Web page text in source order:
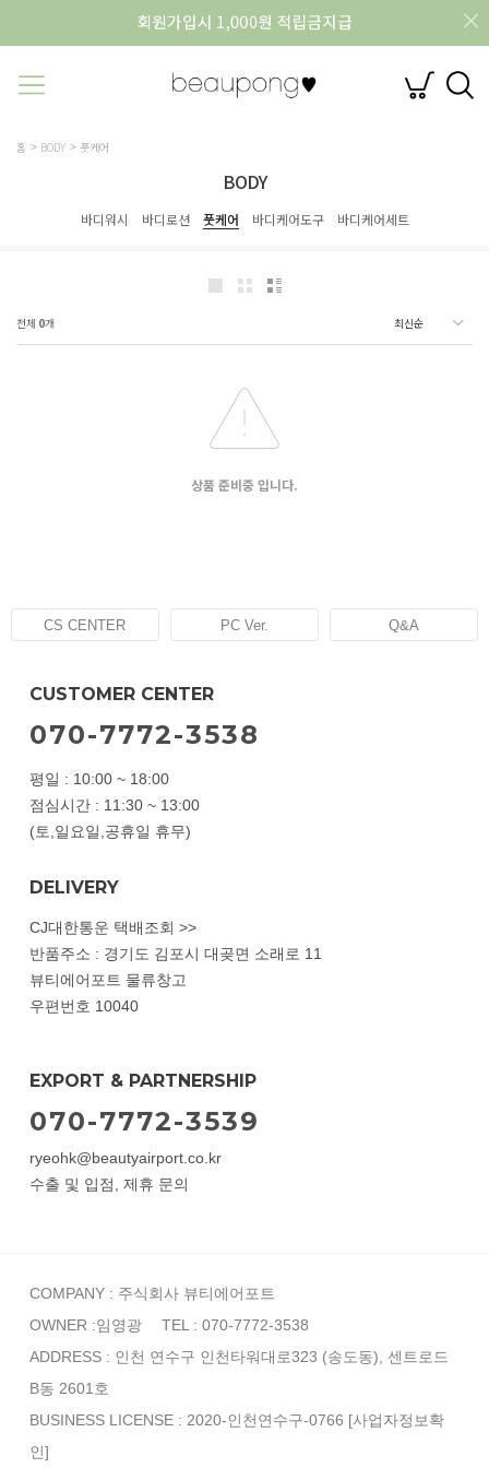
홈 BODY 풋케어
BODY
바디워시 바디로션 풋케어 바디케어도구 바디케어세트
전체 0개
상품 준비중 입니다.
CS CENTER PC Ver. Q&A
CUSTOMER CENTER
070-7772-3538
평일 : 10:00 ~ 18:00
점심시간 : 11:30 ~ 13:00
(토,일요일,공휴일 휴무)
DELIVERY
CJ대한통운 택배조회 >>
반품주소 : 경기도 김포시 대곶면 소래로 11
뷰티에어포트 물류창고
우편번호 10040
EXPORT & PARTNERSHIP
070-7772-3539
ryeohk@beautyairport.co.kr
수출 및 입점, 제휴 문의
COMPANY : 주식회사 뷰티에어포트
OWNER :임영광
TEL : 070-7772-3538
ADDRESS : 인천 연수구 인천타워대로323 (송도동), 센트로드
B동 2601호
BUSINESS LICENSE : 2020-인천연수구-0766 [사업자정보확
인]